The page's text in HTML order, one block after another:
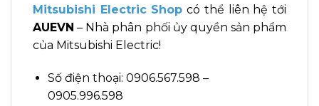
Mitsubishi Electric Shop có thể liên hệ tới
AUEVN – Nhà phân phối ủy quyền sản phẩm
của Mitsubishi Electric!
Số điện thoại: 0906.567.598 –
0905.996.598